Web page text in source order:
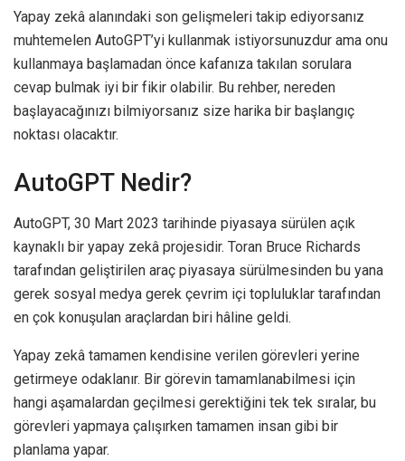
Yapay zekâ alanındaki son gelişmeleri takip ediyorsanız
muhtemelen AutoGPT’yi kullanmak istiyorsunuzdur ama onu
kullanmaya başlamadan önce kafanıza takılan sorulara
cevap bulmak iyi bir fikir olabilir. Bu rehber, nereden
başlayacağınızı bilmiyorsanız size harika bir başlangıç
noktası olacaktır.
AutoGPT Nedir?
AutoGPT, 30 Mart 2023 tarihinde piyasaya sürülen açık
kaynaklı bir yapay zekâ projesidir. Toran Bruce Richards
tarafından geliştirilen araç piyasaya sürülmesinden bu yana
gerek sosyal medya gerek çevrim içi topluluklar tarafından
en çok konuşulan araçlardan biri hâline geldi.
Yapay zekâ tamamen kendisine verilen görevleri yerine
getirmeye odaklanır. Bir görevin tamamlanabilmesi için
hangi aşamalardan geçilmesi gerektiğini tek tek sıralar, bu
görevleri yapmaya çalışırken tamamen insan gibi bir
planlama yapar.